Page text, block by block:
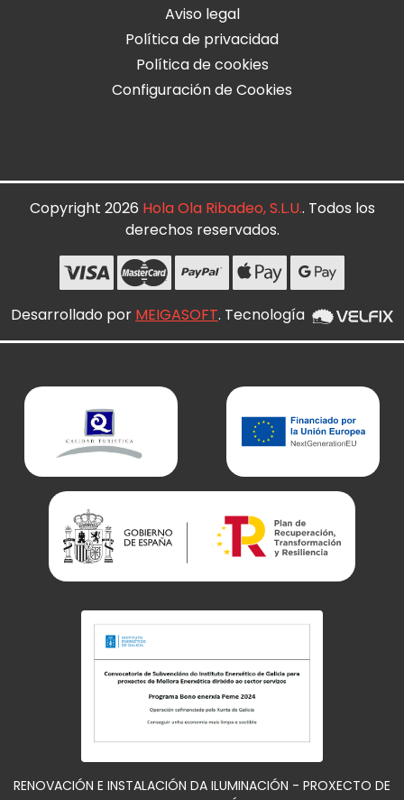
Aviso legal
Política de privacidad
Política de cookies
Configuración de Cookies
Copyright 2026 Hola Ola Ribadeo, S.L.U.. Todos los
derechos reservados.
Desarrollado por MEIGASOFT. Tecnología
RENOVACIÓN E INSTALACIÓN DA ILUMINACIÓN - PROXECTO DE